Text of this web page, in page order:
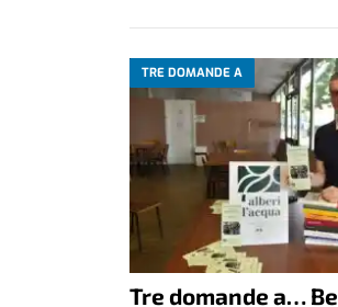
TRE DOMANDE A
Tre domande a…